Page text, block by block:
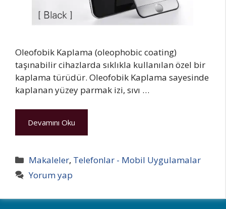
Oleofobik Kaplama (oleophobic coating)
taşınabilir cihazlarda sıklıkla kullanılan özel bir
kaplama türüdür. Oleofobik Kaplama sayesinde
kaplanan yüzey parmak izi, sıvı …
Devamını Oku
Kategoriler
Makaleler, Telefonlar - Mobil Uygulamalar
Yorum yap